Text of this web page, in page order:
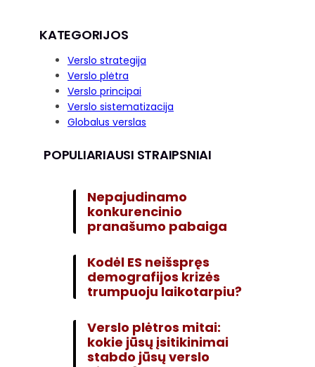
KATEGORIJOS
Verslo strategija
Verslo plėtra
Verslo principai
Verslo sistematizacija
Globalus verslas
POPULIARIAUSI STRAIPSNIAI
Nepajudinamo
konkurencinio
pranašumo pabaiga
Kodėl ES neišspręs
demografijos krizės
trumpuoju laikotarpiu?
Verslo plėtros mitai:
kokie jūsų įsitikinimai
stabdo jūsų verslo